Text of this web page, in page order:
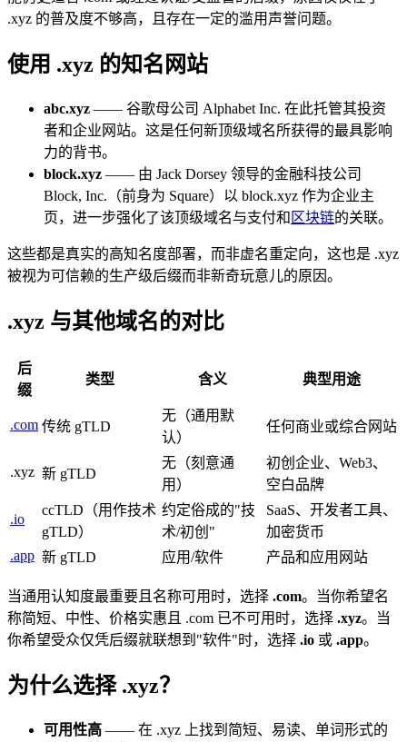
.xyz 的普及度不够高，且存在一定的滥用声誉问题。
使用 .xyz 的知名网站
abc.xyz —— 谷歌母公司 Alphabet Inc. 在此托管其投资
者和企业网站。这是任何新顶级域名所获得的最具影响
力的背书。
block.xyz —— 由 Jack Dorsey 领导的金融科技公司
Block, Inc.（前身为 Square）以 block.xyz 作为企业主
页，进一步强化了该顶级域名与支付和 区块链的关联。
这些都是真实的高知名度部署，而非虚名重定向，这也是 .xyz
被视为可信赖的生产级后缀而非新奇玩意儿的原因。
.xyz 与其他域名的对比
后
缀
类型 含义 典型用途
.com 传统 gTLD
无（通用默
认）
任何商业或综合网站
.xyz 新 gTLD
无（刻意通
用）
初创企业、Web3、
空白品牌
.io
ccTLD（用作技术
gTLD）
约定俗成的"技
术/初创"
SaaS、开发者工具、
加密货币
.app 新 gTLD 应用/软件 产品和应用网站
当通用认知度最重要且名称可用时，选择 .com。当你希望名
称简短、中性、价格实惠且 .com 已不可用时，选择 .xyz。当
你希望受众仅凭后缀就联想到"软件"时，选择 .io 或 .app。
为什么选择 .xyz？
可用性高 —— 在 .xyz 上找到简短、易读、单词形式的